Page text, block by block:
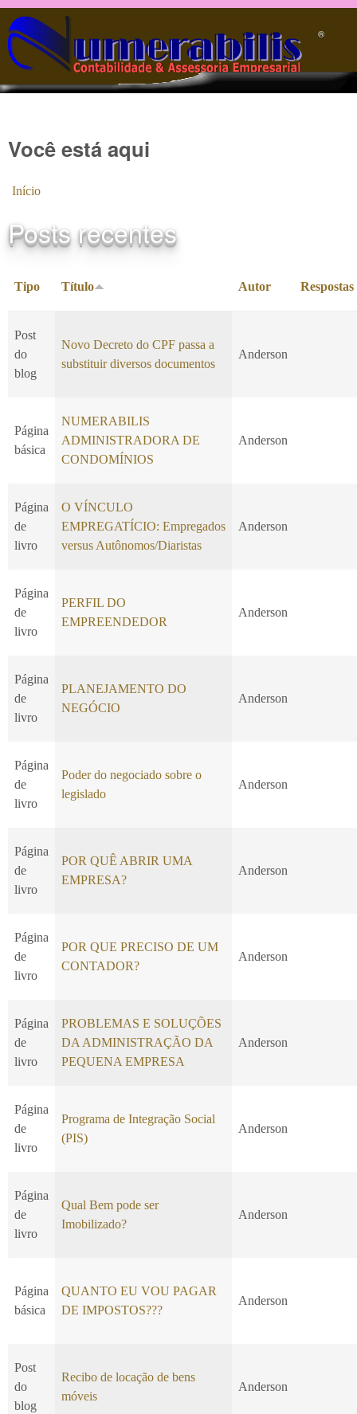
Pular para o conteúdo principal
®️
Você está aqui
Início
Posts recentes
Tipo Título Autor Respostas
Post
do
blog
Novo Decreto do CPF passa a
substituir diversos documentos
Anderson
Página
básica
NUMERABILIS
ADMINISTRADORA DE
CONDOMÍNIOS
Anderson
Página
de
livro
O VÍNCULO
EMPREGATÍCIO: Empregados
versus Autônomos/Diaristas
Anderson
Página
de
livro
PERFIL DO
EMPREENDEDOR
Anderson
Página
de
livro
PLANEJAMENTO DO
NEGÓCIO
Anderson
Página
de
livro
Poder do negociado sobre o
legislado
Anderson
Página
de
livro
POR QUÊ ABRIR UMA
EMPRESA?
Anderson
Página
de
livro
POR QUE PRECISO DE UM
CONTADOR?
Anderson
Página
de
livro
PROBLEMAS E SOLUÇÕES
DA ADMINISTRAÇÃO DA
PEQUENA EMPRESA
Anderson
Página
de
livro
Programa de Integração Social
(PIS)
Anderson
Página
de
livro
Qual Bem pode ser
Imobilizado?
Anderson
Página
básica
QUANTO EU VOU PAGAR
DE IMPOSTOS???
Anderson
Post
do
blog
Recibo de locação de bens
móveis
Anderson